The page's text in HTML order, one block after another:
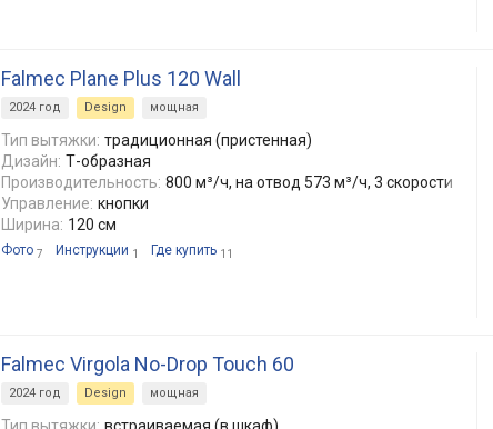
Falmec Plane Plus 120 Wall
2024 год Design мощная
Тип вытяжки: традиционная (пристенная)
Дизайн: Т-образная
Производительность: 800 м³/ч, на отвод 573 м³/ч, 3 скорости
Управление: кнопки
Ширина: 120 см
Фото 7 Инструкции 1 Где купить 11
Falmec Virgola No-Drop Touch 60
2024 год Design мощная